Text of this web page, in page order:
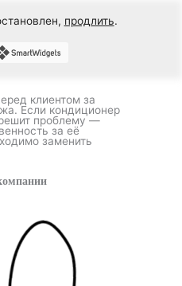
продлить.
клиентом за
Если кондиционер
проблему —
за её
заменить